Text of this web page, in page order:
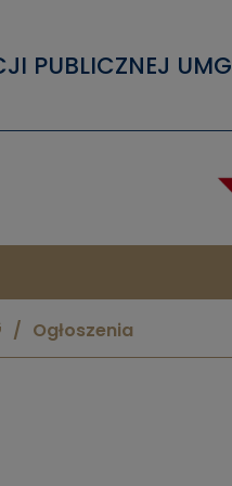
PUBLICZNEJ UMG
Ogłoszenia